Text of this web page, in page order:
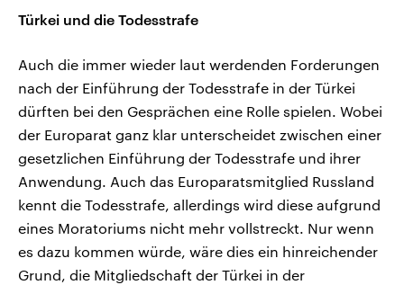
Türkei und die Todesstrafe
Auch die immer wieder laut werdenden Forderungen
nach der Einführung der Todesstrafe in der Türkei
dürften bei den Gesprächen eine Rolle spielen. Wobei
der Europarat ganz klar unterscheidet zwischen einer
gesetzlichen Einführung der Todesstrafe und ihrer
Anwendung. Auch das Europaratsmitglied Russland
kennt die Todesstrafe, allerdings wird diese aufgrund
eines Moratoriums nicht mehr vollstreckt. Nur wenn
es dazu kommen würde, wäre dies ein hinreichender
Grund, die Mitgliedschaft der Türkei in der